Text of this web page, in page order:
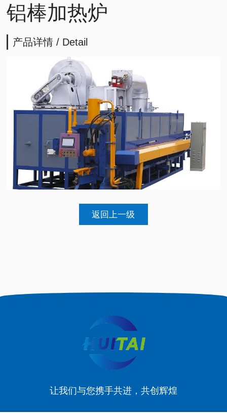
铝棒加热炉
产品详情 / Detail
返回上一级
让我们与您携手共进，共创辉煌